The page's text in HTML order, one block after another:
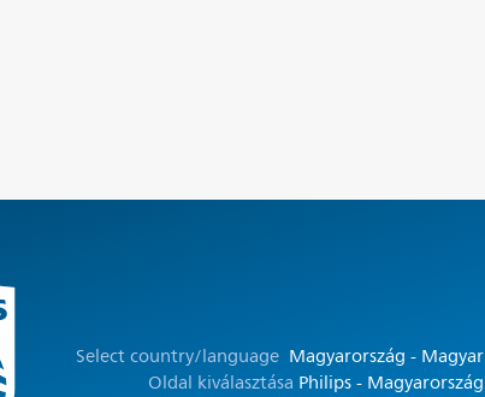
Select country/language Magyarország - Magyar
Oldal kiválasztása Philips - Magyarország